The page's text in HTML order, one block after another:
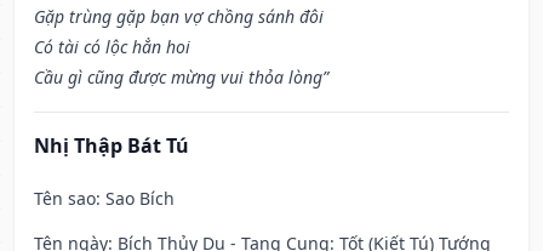
Gặp trùng gặp bạn vợ chồng sánh đôi
Có tài có lộc hẳn hoi
Cầu gì cũng được mừng vui thỏa lòng”
Nhị Thập Bát Tú
Tên sao: Sao Bích
Tên ngày: Bích Thủy Du - Tang Cung: Tốt (Kiết Tú) Tướng